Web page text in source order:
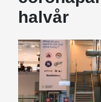
halvår